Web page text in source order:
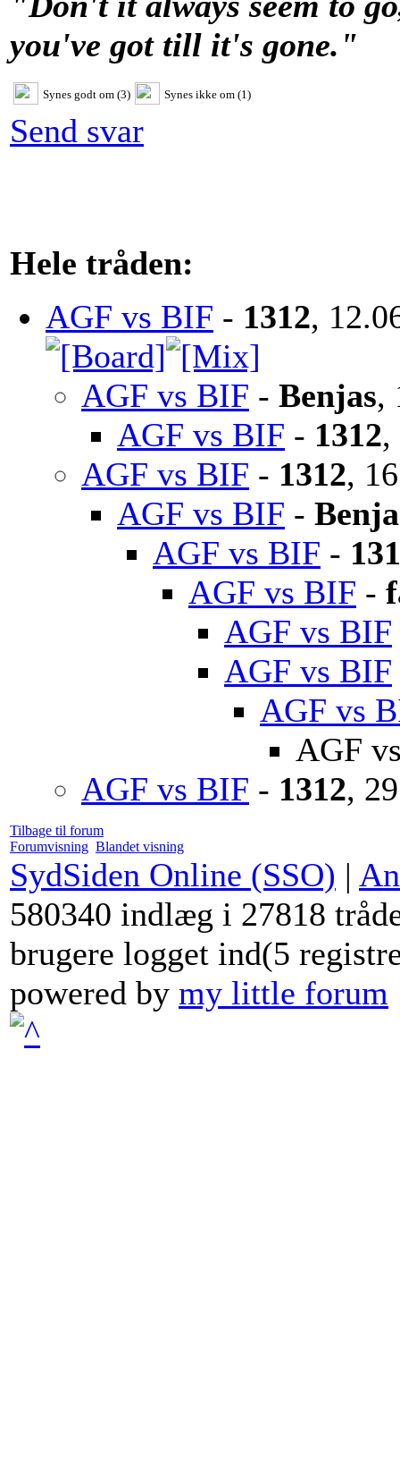
you've got till it's gone."
Synes godt om (3) Synes ikke om (1)
Send svar
Hele tråden:
AGF vs BIF - 1312,
AGF vs BIF - Benjas,
AGF vs BIF - 1312,
AGF vs BIF - 1312,
AGF vs BIF -
AGF vs BIF -
AGF vs BIF -
AGF vs BIF
AGF vs BIF
AGF vs
AGF
AGF vs BIF - 1312,
Tilbage til forum
Forumvisning Blandet visning
SydSiden Online (SSO) |
580340 indlæg i 27818
brugere logget ind(5
powered by my little forum